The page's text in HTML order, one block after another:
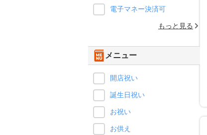
電子マネー決済可
もっと見る
メニュー
開店祝い
誕生日祝い
お祝い
お供え